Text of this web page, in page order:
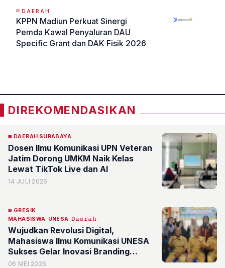
DAERAH
KPPN Madiun Perkuat Sinergi
Pemda Kawal Penyaluran DAU
Specific Grant dan DAK Fisik 2026
DIREKOMENDASIKAN
DAERAH SURABAYA
Dosen Ilmu Komunikasi UPN Veteran
Jatim Dorong UMKM Naik Kelas
Lewat TikTok Live dan AI
14 JULI 2026
GRESIK
MAHASISWA UNESA 𝙳𝚊𝚎𝚛𝚊𝚑
Wujudkan Revolusi Digital,
Mahasiswa Ilmu Komunikasi UNESA
Sukses Gelar Inovasi Branding
Wisata di Desa Dalegan
06 MEI 2026